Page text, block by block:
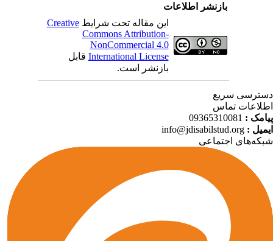
بازنشر اطلاعات
این مقاله تحت شرایطCreative
Commons Attribution-
NonCommercial 4.0
International Licenseقابل
بازنشر است.
سریع
تماس
:
09365310081
:
info@jdisabilstud.org
اجتماعی